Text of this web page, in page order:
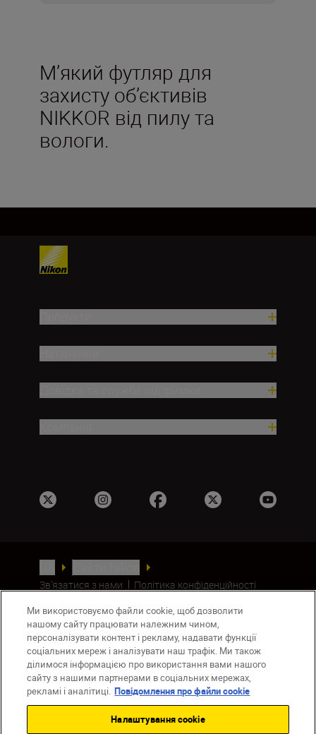
М’який футляр для
захисту об’єктивів
NIKKOR від пилу та
вологи.
Зв’язатися з нами
Політика конфіденційності
Повідомлення про файли cookie
Налаштування Cookie
© 2026 Nikon
Back to top
Ми використовуємо файли cookie, щоб дозволити
нашому сайту працювати належним чином,
персоналізувати контент і рекламу, надавати функції
соціальних мереж і аналізувати наш трафік. Ми також
ділимося інформацією про використання вами нашого
сайту з нашими партнерами в соціальних мережах,
рекламі і аналітиці. Повідомлення про файли cookie
Налаштування cookie